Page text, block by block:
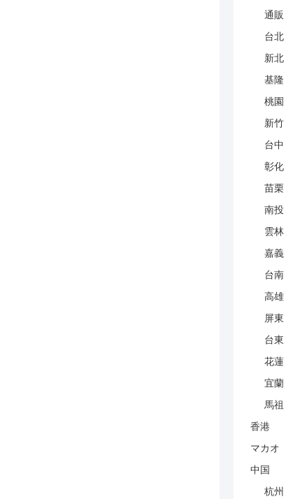
通販
台北
新北
基隆
桃園
新竹
台中
彰化
苗栗
南投
雲林
嘉義
台南
高雄
屏東
台東
花蓮
宜蘭
馬祖
香港
マカオ
中国
杭州